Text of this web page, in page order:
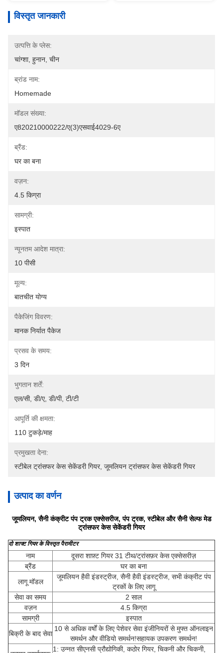
विस्तृत जानकारी
उत्पत्ति के प्लेस:
चांग्शा, हुनान, चीन
ब्रांड नाम:
Homemade
मॉडल संख्या:
ए820210000222/ए(3)एसवाई4029-6ए
ब्रैंड:
घर का बना
वज़न:
4.5 किग्रा
सामग्री:
इस्पात
न्यूनतम आदेश मात्रा:
10 पीसी
मूल्य:
बातचीत योग्य
पैकेजिंग विवरण:
मानक निर्यात पैकेज
प्रसव के समय:
3 दिन
भुगतान शर्तें:
एल/सी, डी/ए, डी/पी, टी/टी
आपूर्ति की क्षमता:
110 टुकड़े/माह
प्रमुखता देना:
स्टीबेल ट्रांसफर केस सेकेंडरी गियर, जूमलियन ट्रांसफर केस सेकेंडरी गियर
उत्पाद का वर्णन
जूमलियन, सैनी कंक्रीट पंप ट्रक एक्सेसरीज, पंप ट्रक, स्टीबेल और सैनी सेल्फ मेड
ट्रांसफर केस सेकेंडरी गियर
दो शाफ्ट गियर के विस्तृत पैरामीटर
नाम
दूसरा शाफ़्ट गियर 31 टीथ/ट्रांसफ़र केस एक्सेसरीज़
ब्रैंड
घर का बना
लागू मॉडल
जूमलियन हैवी इंडस्ट्रीज, सैनी हैवी इंडस्ट्रीज, सभी कंक्रीट पंप
ट्रकों के लिए लागू
सेवा का समय
2 साल
वज़न
4.5 किग्रा
सामग्री
इस्पात
बिक्री के बाद सेवा
10 से अधिक वर्षों के लिए पेशेवर सेवा इंजीनियरों से मुफ्त ऑनलाइन
समर्थन और वीडियो समर्थन!सहायक उपकरण समर्थन!
1: उन्नत सीएनसी प्रौद्योगिकी, कठोर गियर, चिकनी और चिकनी,